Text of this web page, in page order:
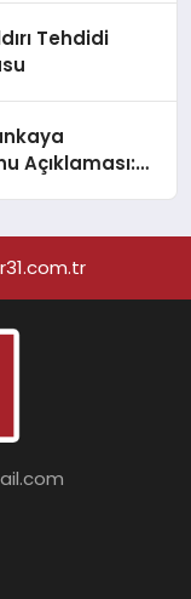
Tehdidi
Açıklaması: